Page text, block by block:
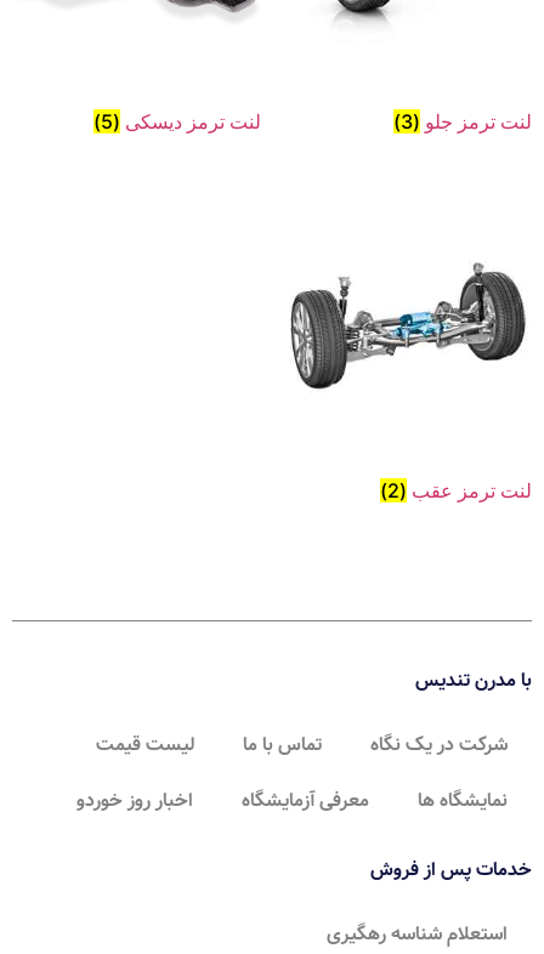
لنت ترمز جلو (3) لنت ترمز دیسکی (5)
لنت ترمز عقب (2)
با مدرن تندیس
شرکت در یک نگاه تماس با ما
لیست قیمت
نمایشگاه ها
معرفی آزمایشگاه اخبار روز خوردو
خدمات پس از فروش
استعلام شناسه رهگیری